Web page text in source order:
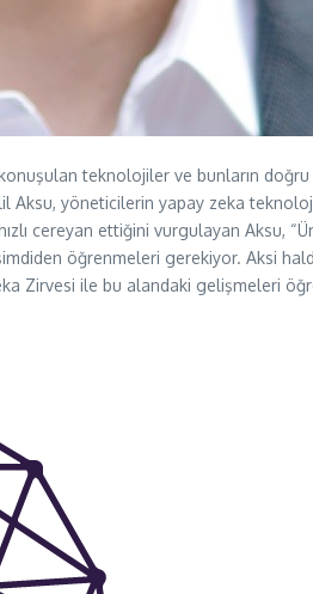
teknolojiler ve bunların
Aksu, yöneticilerin yapay zeka
cereyan ettiğini vurgulayan Aksu,
öğrenmeleri gerekiyor. Aksi
Zirvesi ile bu alandaki gelişmeleri